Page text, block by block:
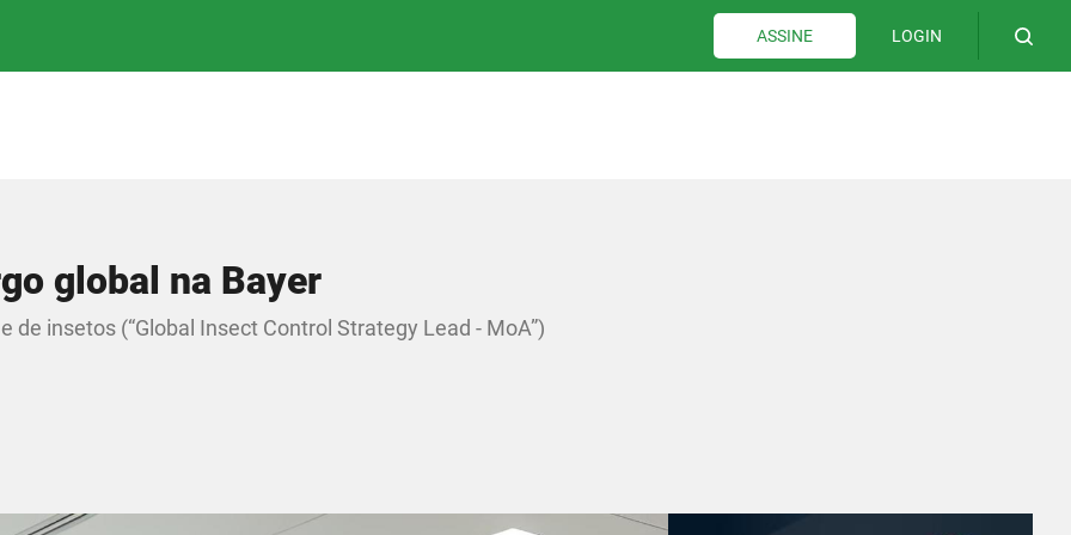
ASSINE LOGIN
global na Bayer
insetos (“Global Insect Control Strategy Lead - MoA”)